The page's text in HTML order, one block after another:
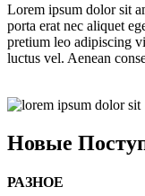
Lorem ipsum dolor sit
porta erat nec aliquet
pretium leo adipiscing
luctus vel. Aenean
Новые
РАЗНОЕ